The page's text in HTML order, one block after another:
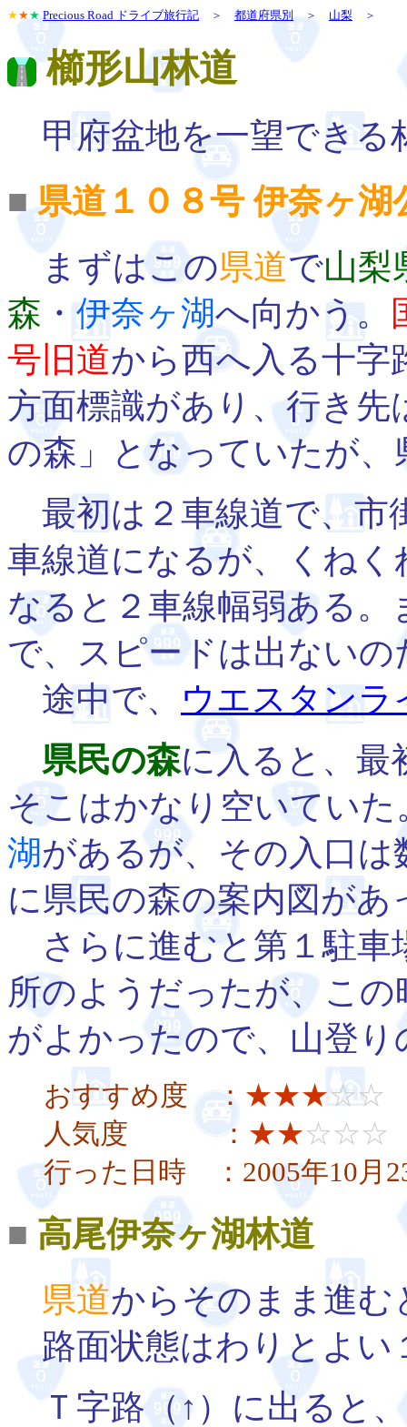
★★★ Precious Road ドライブ旅行記 ＞ 都道府県別＞ 山梨 ＞
櫛形山林道
甲府盆地を一望できる
■ 県道１０８号 伊奈ヶ湖
まずはこの県道で山梨
森 ・伊奈ヶ湖へ向かう。
号旧道から西へ入る十字
方面標識があり、行き先
の森」となっていたが
最初は２車線道で、市
車線道になるが、くね
なると２車線幅弱ある
で、スピードは出ないの
途中で、 ウエスタンラ
県民の森に入ると、最
そこはかなり空いてい
湖があるが、その入口
に県民の森の案内図があ
さらに進むと第１駐車
所のようだったが、こ
がよかったので、山登
おすすめ度 ： ★★★☆☆
人気度 ： ★★☆☆☆
行った日時 ：2005年10月
■ 高尾伊奈ヶ湖林道
県道からそのまま進む
路面状態はわりとよい
Ｔ字路（↑）に出ると